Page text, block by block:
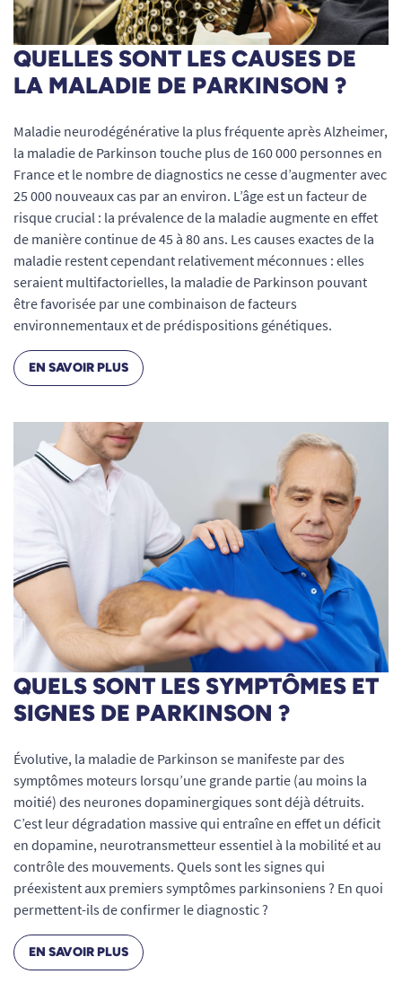
QUELLES SONT LES CAUSES DE
LA MALADIE DE PARKINSON ?
Maladie neurodégénérative la plus fréquente après Alzheimer,
la maladie de Parkinson touche plus de 160 000 personnes en
France et le nombre de diagnostics ne cesse d’augmenter avec
25 000 nouveaux cas par an environ. L’âge est un facteur de
risque crucial : la prévalence de la maladie augmente en effet
de manière continue de 45 à 80 ans. Les causes exactes de la
maladie restent cependant relativement méconnues : elles
seraient multifactorielles, la maladie de Parkinson pouvant
être favorisée par une combinaison de facteurs
environnementaux et de prédispositions génétiques.
EN SAVOIR PLUS
QUELS SONT LES SYMPTÔMES ET
SIGNES DE PARKINSON ?
Évolutive, la maladie de Parkinson se manifeste par des
symptômes moteurs lorsqu’une grande partie (au moins la
moitié) des neurones dopaminergiques sont déjà détruits.
C’est leur dégradation massive qui entraîne en effet un déficit
en dopamine, neurotransmetteur essentiel à la mobilité et au
contrôle des mouvements. Quels sont les signes qui
préexistent aux premiers symptômes parkinsoniens ? En quoi
permettent-ils de confirmer le diagnostic ?
EN SAVOIR PLUS